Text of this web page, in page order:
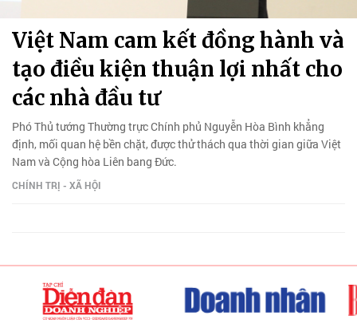
Việt Nam cam kết đồng hành và
tạo điều kiện thuận lợi nhất cho
các nhà đầu tư
Phó Thủ tướng Thường trực Chính phủ Nguyễn Hòa Bình khẳng
định, mối quan hệ bền chặt, được thử thách qua thời gian giữa Việt
Nam và Cộng hòa Liên bang Đức.
CHÍNH TRỊ - XÃ HỘI